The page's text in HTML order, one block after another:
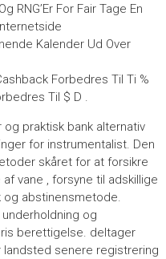
RNG’Er For Fair Tage En
Kalender Ud Over
Forbedres Til Ti %
Til $ D .
praktisk bank alternativ
for instrumentalist. Den
skåret for at forsikre
vane , forsyne til adskillige
og abstinensmetode.
og
berettigelse. deltager
senere registrering